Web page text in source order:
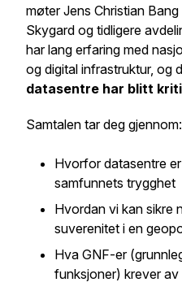
møter Jens Christian Bang
Skygard og tidligere
har lang erfaring med
og digital infrastruktur, og
datasentre har blitt
Samtalen tar deg gjennom:
Hvorfor datasentre
samfunnets trygghet
Hvordan vi kan sikre
suverenitet i en
Hva GNF-er
funksjoner) krever